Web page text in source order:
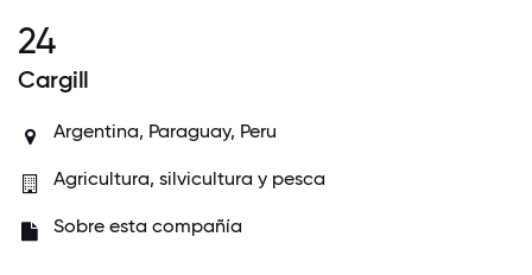
24
Cargill
Argentina, Paraguay, Peru
Agricultura, silvicultura y pesca
Sobre esta compañía